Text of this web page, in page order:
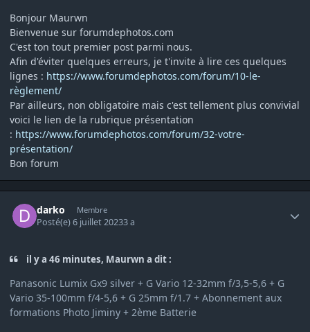
Bonjour Maurwn
Bienvenue sur forumdephotos.com
C'est ton tout premier post parmi nous.
Afin d'éviter quelques erreurs, je t'invite à lire ces quelques
lignes : https://www.forumdephotos.com/forum/10-le-
règlement/
Par ailleurs, non obligatoire mais c'est tellement plus convivial
voici le lien de la rubrique présentation
: https://www.forumdephotos.com/forum/32-votre-
présentation/
Bon forum
darko Membre
Posté(e)6 juillet 20233 a
il y a 46 minutes, Maurwn a dit :
Panasonic Lumix Gx9 silver + G Vario 12-32mm f/3,5-5,6 + G
Vario 35-100mm f/4-5,6 + G 25mm f/1.7 + Abonnement aux
formations Photo Jiminy + 2ème Batterie